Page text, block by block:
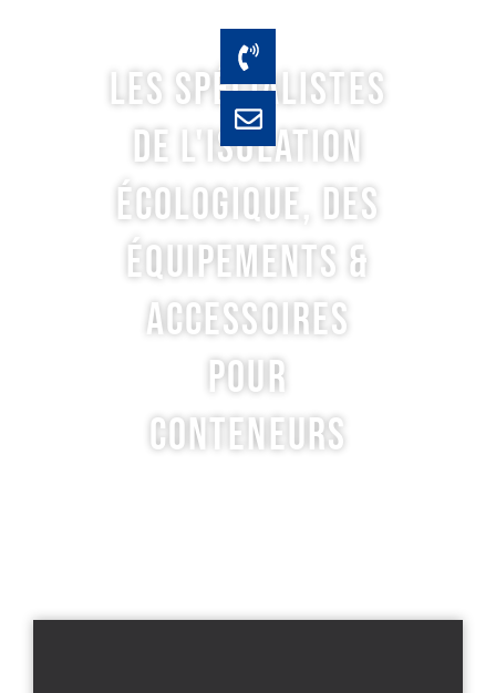
LES SPÉCIALISTES
DE L'ISOLATION
ÉCOLOGIQUE, DES
ÉQUIPEMENTS &
ACCESSOIRES
POUR
CONTENEURS